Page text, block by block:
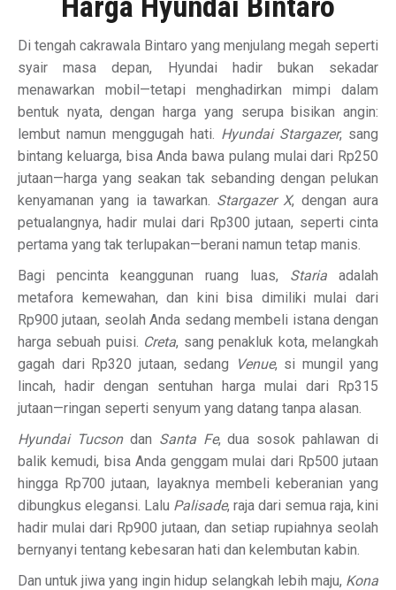
Di tengah cakrawala Bintaro yang menjulang megah seperti
syair masa depan, Hyundai hadir bukan sekadar
menawarkan mobil—tetapi menghadirkan mimpi dalam
bentuk nyata, dengan harga yang serupa bisikan angin:
lembut namun menggugah hati. Hyundai Stargazer, sang
bintang keluarga, bisa Anda bawa pulang mulai dari Rp250
jutaan—harga yang seakan tak sebanding dengan pelukan
kenyamanan yang ia tawarkan. Stargazer X, dengan aura
petualangnya, hadir mulai dari Rp300 jutaan, seperti cinta
pertama yang tak terlupakan—berani namun tetap manis.
Bagi pencinta keanggunan ruang luas, Staria adalah
metafora kemewahan, dan kini bisa dimiliki mulai dari
Rp900 jutaan, seolah Anda sedang membeli istana dengan
harga sebuah puisi. Creta, sang penakluk kota, melangkah
gagah dari Rp320 jutaan, sedang
Venue, si mungil yang
lincah, hadir dengan sentuhan harga mulai dari Rp315
jutaan—ringan seperti senyum yang datang tanpa alasan.
Hyundai Tucsondan Santa Fe, dua sosok pahlawan di
balik kemudi, bisa Anda genggam mulai dari Rp500 jutaan
hingga Rp700 jutaan, layaknya membeli keberanian yang
dibungkus elegansi. Lalu Palisade, raja dari semua raja, kini
hadir mulai dari Rp900 jutaan, dan setiap rupiahnya seolah
bernyanyi tentang kebesaran hati dan kelembutan kabin.
Dan untuk jiwa yang ingin hidup selangkah lebih maju, Kona